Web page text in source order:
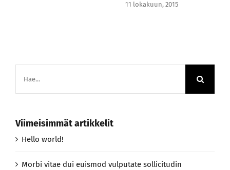
11 lokakuun, 2015
Viimeisimmät artikkelit
Hello world!
Morbi vitae dui euismod vulputate sollicitudin